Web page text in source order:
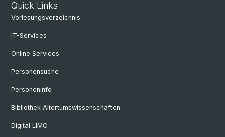
Quick Links
Vorlesungsverzeichnis
IT-Services
Online Services
Personensuche
Personeninfo
Bibliothek Altertumswissenschaften
Digital LIMC